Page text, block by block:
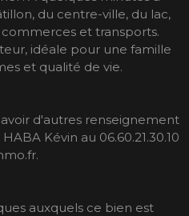
du centre-ville, du lac,
et transports.
idéale pour une famille
et qualité de vie.
d'autres renseignement
Kévin au 06.60.21.30.10
auxquels ce bien est